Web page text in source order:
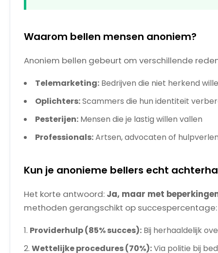
Waarom bellen mensen anoniem?
Anoniem bellen gebeurt om verschillende
Telemarketing: Bedrijven die niet herkend
Oplichters:Scammers die hun identiteit
Pesterijen: Mensen die je lastig willen vallen
Professionals:Artsen, advocaten of
Kun je anonieme bellers echt
Het korte antwoord: Ja, maar met
methoden gerangschikt op succespercentage:
Providerhulp (85% succes): Bij herhaaldelijk
Wettelijke procedures (70%):Via politie bij